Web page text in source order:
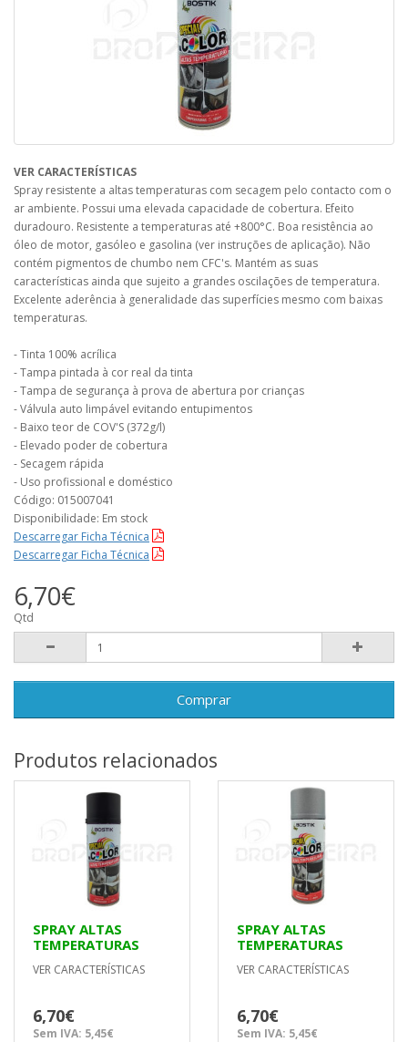
VER CARACTERÍSTICAS
Spray resistente a altas temperaturas com secagem pelo contacto com o
ar ambiente. Possui uma elevada capacidade de cobertura. Efeito
duradouro. Resistente a temperaturas até +800°C. Boa resistência ao
óleo de motor, gasóleo e gasolina (ver instruções de aplicação). Não
contém pigmentos de chumbo nem CFC's. Mantém as suas
características ainda que sujeito a grandes oscilações de temperatura.
Excelente aderência à generalidade das superfícies mesmo com baixas
temperaturas.
- Tinta 100% acrílica
- Tampa pintada à cor real da tinta
- Tampa de segurança à prova de abertura por crianças
- Válvula auto limpável evitando entupimentos
- Baixo teor de COV'S (372g/l)
- Elevado poder de cobertura
- Secagem rápida
- Uso profissional e doméstico
Código: 015007041
Disponibilidade: Em stock
Descarregar Ficha Técnica
Descarregar Ficha Técnica
6,70€
Qtd
Comprar
Produtos relacionados
SPRAY ALTAS
TEMPERATURAS
VER CARACTERÍSTICAS
6,70€
Sem IVA: 5,45€
SPRAY ALTAS
TEMPERATURAS
ALUMINIO PRATA
VER CARACTERÍSTICAS
6,70€
Sem IVA: 5,45€